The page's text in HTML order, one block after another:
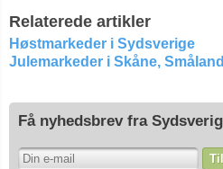
Relaterede artikler
Høstmarkeder i Sydsverige
Julemarkeder i Skåne,
Få nyhedsbrev fra